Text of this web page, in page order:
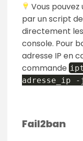
Vous
par un script
directement
console. Pour
adresse IP en
commande
adresse_ip -j
Fail2ban